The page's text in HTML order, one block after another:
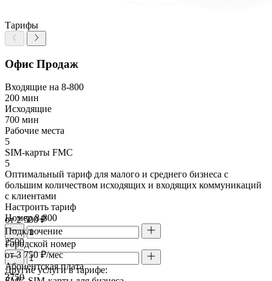
Тарифы
Офис Продаж
Входящие на 8-800
200 мин
Исходящие
700 мин
Рабочие места
5
SIM-карты FMC
5
Оптимальный тариф для малого и среднего бизнеса с
большим количеством исходящих и входящих коммуникаций
с клиентами
Настроить тариф
Номер 8-800
Городской номер
Другие услуги в тарифе:
от 2 500 ₽
Подключение
2500
от 3 750 ₽/мес
Абонентская плата
3750